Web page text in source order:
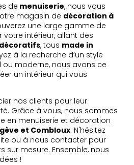
de menuiserie, nous vous
magasin de décoration à
une large gamme de
intérieur, allant des
, tous made in
à la recherche d’un style
moderne, nous avons ce
un intérieur qui vous
nos clients pour leur
Grâce à vous, nous sommes
en menuiserie et décoration
et Combloux. N'hésitez
ou à nous contacter pour
sur mesure. Ensemble, nous
!